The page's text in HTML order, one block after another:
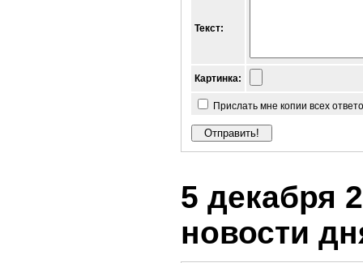
Текст:
Картинка:
Прислать мне копии всех
5 декабря
новости